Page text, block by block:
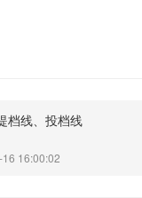
档线、投档线
16:00:02